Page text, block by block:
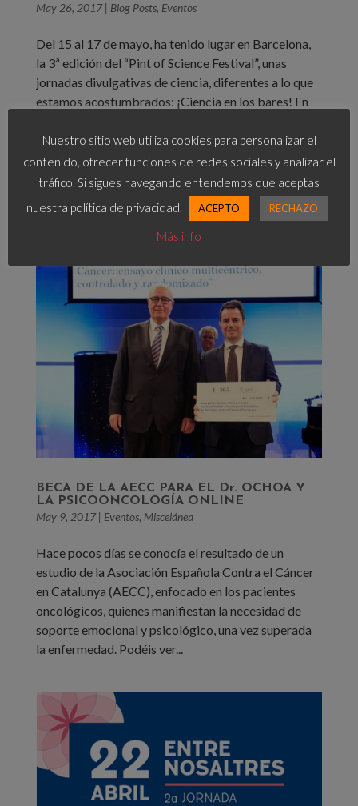
May 26, 2017| Blog Posts, Eventos
Del 15 al 17 de mayo, ha tenido lugar en Barcelona,
la 3ª edición del “Pint of Science Festival”, unas
jornadas divulgativas de ciencia, diferentes a lo que
estamos acostumbrados: ¡Ciencia en los bares! En
equipo de...
BECA DE LA AECC PARA EL Dr. OCHOA Y
LA PSICOONCOLOGÍA ONLINE
May 9, 2017| Eventos, Miscelánea
Hace pocos días se conocía el resultado de un
estudio de la Asociación Española Contra el Cáncer
en Catalunya (AECC), enfocado en los pacientes
oncológicos, quienes manifiestan la necesidad de
soporte emocional y psicológico, una vez superada
la enfermedad. Podéis ver...
Nuestro sitio web utiliza cookies para personalizar el
contenido, ofrecer funciones de redes sociales y analizar el
tráfico. Si sigues navegando entendemos que aceptas
nuestra política de privacidad.
ACEPTO RECHAZO
Más info